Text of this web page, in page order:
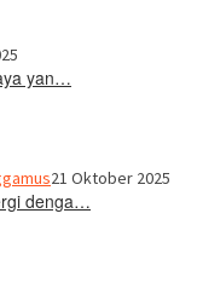
yan…
21 Oktober 2025
denga…